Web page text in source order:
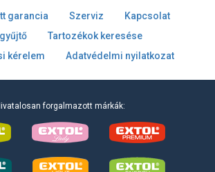
garancia Szerviz
Kapcsolat
Tartozékok keresése
kérelem
Adatvédelmi nyilatkozat
forgalmazott márkák: